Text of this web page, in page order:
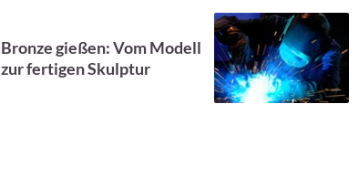
Bronze gießen: Vom Modell
zur fertigen Skulptur